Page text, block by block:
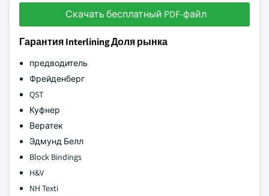
Скачать бесплатный PDF-файл
Гарантия Interlining Доля рынка
предводитель
Фрейденберг
QST
Куфнер
Вератек
Эдмунд Белл
Block Bindings
H&V
NH Texti